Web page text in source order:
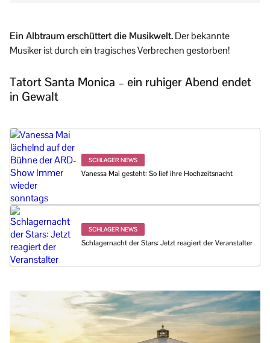
Ein Albtraum erschüttert die Musikwelt.Der bekannte
Musiker ist durch ein tragisches Verbrechen gestorben!
Tatort Santa Monica – ein ruhiger Abend endet
in Gewalt
SCHLAGER NEWS
Vanessa Mai gesteht: So lief ihre Hochzeitsnacht
SCHLAGER NEWS
Schlagernacht der Stars: Jetzt reagiert der Veranstalter